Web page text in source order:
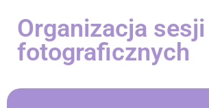
Organizacja sesji
fotograficznych